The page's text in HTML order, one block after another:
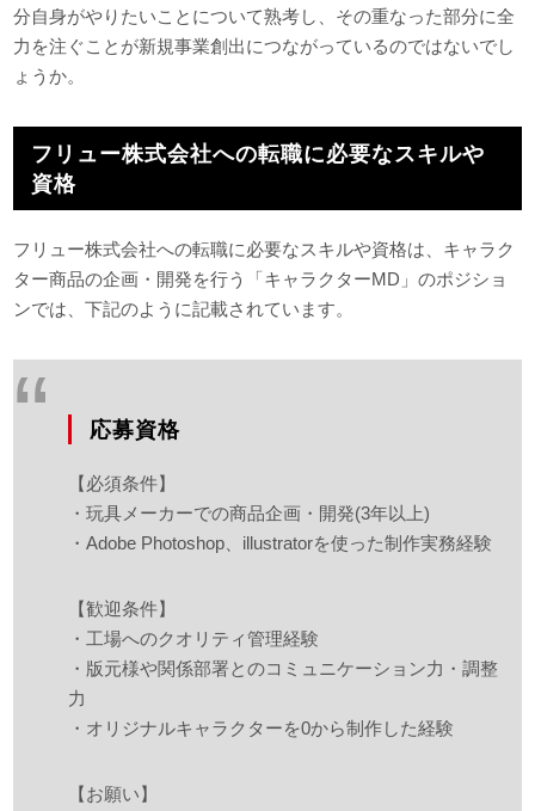
分自身がやりたいことについて熟考し、その重なった部分に全
力を注ぐことが新規事業創出につながっているのではないでし
ょうか。
フリュー株式会社への転職に必要なスキルや
資格
フリュー株式会社への転職に必要なスキルや資格は、キャラク
ター商品の企画・開発を行う「キャラクターMD」のポジショ
ンでは、下記のように記載されています。
応募資格
【必須条件】
・玩具メーカーでの商品企画・開発(3年以上)
・Adobe Photoshop、illustratorを使った制作実務経験
【歓迎条件】
・工場へのクオリティ管理経験
・版元様や関係部署とのコミュニケーション力・調整
力
・オリジナルキャラクターを0から制作した経験
【お願い】